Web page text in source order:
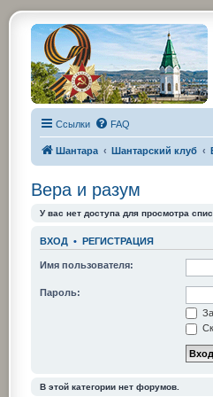
Ссылки FAQ
Шантара Шантарский клуб
Вера и разум
У вас нет доступа для просмотра
ВХОД • РЕГИСТРАЦИЯ
Имя пользователя:
Пароль:
В этой категории нет форумов.